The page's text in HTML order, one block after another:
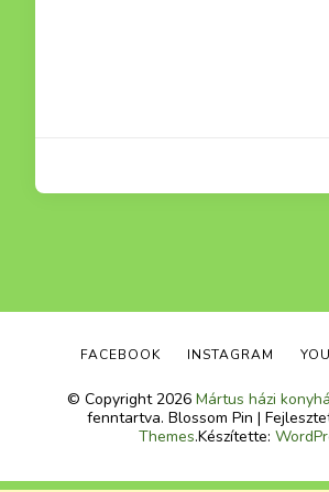
© Copyright 2026 Mártus házi
fenntartva. Blossom Pin |
Themes.Készítette:
FACEBOOK INSTAGRAM